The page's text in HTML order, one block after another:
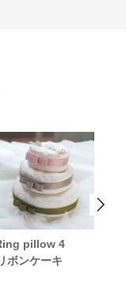
pillow 4
ボンケーキ